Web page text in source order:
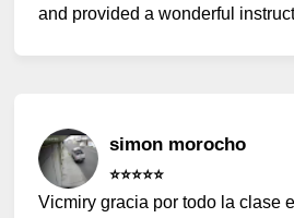
and provided a wonderful
simon morocho
⭐️⭐️⭐️⭐️⭐️
Vicmiry gracia por todo la clase